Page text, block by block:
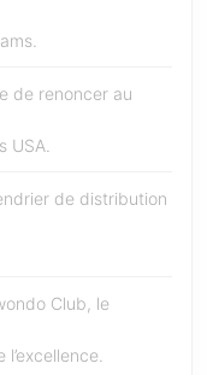
de renoncer au
USA.
de distribution
Club, le